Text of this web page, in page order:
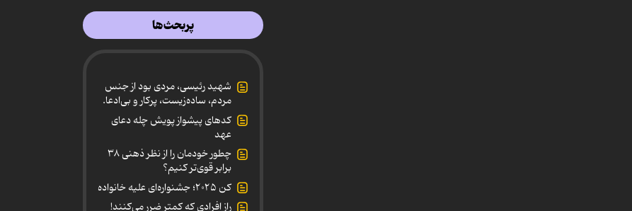
پربحث‌ها
شهید رئیسی، مردی بود از جنس
مردم، ساده‌زیست، پرکار و بی‌ادعا.
کدهای پیشواز پویش چله دعای
عهد
چطور خودمان را از نظر ذهنی ۳۸
برابر قوی‌تر کنیم؟
کن ۲۰۲۵؛ جشنواره‌ای علیه خانواده
راز افرادی که کمتر ضرر می‌کنند!